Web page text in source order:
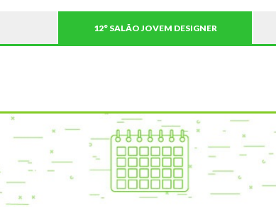
12° SALÃO JOVEM DESIGNER